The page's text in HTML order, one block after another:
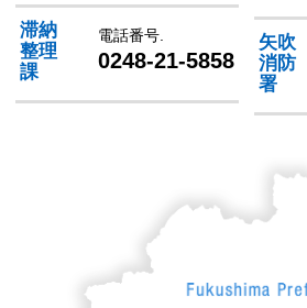
滞納
整理
課
電話番号.
0248-21-5858
矢吹
消防
署